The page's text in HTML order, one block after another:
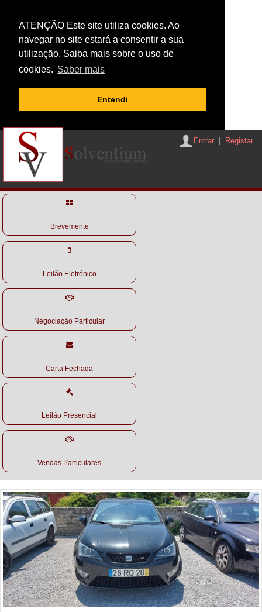
ATENÇÃO Este site utiliza cookies. Ao
navegar no site estará a consentir a sua
utilização. Saiba mais sobre o uso de
cookies. Saber mais
Entendi
Entrar Registar
Brevemente
Leilão Eletrónico
Negociação Particular
Carta Fechada
Leilão Presencial
Vendas Particulares